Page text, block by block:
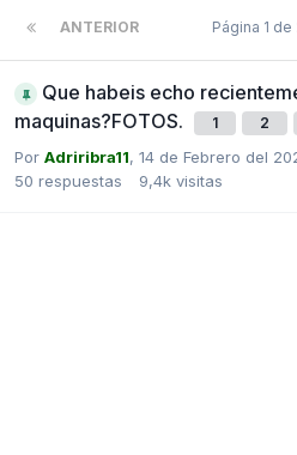
ANTERIOR Página 1 de
Que habeis echo
maquinas?FOTOS.
1 2
Por Adriribra11, 14 de Febrero del
50 respuestas 9,4k visitas